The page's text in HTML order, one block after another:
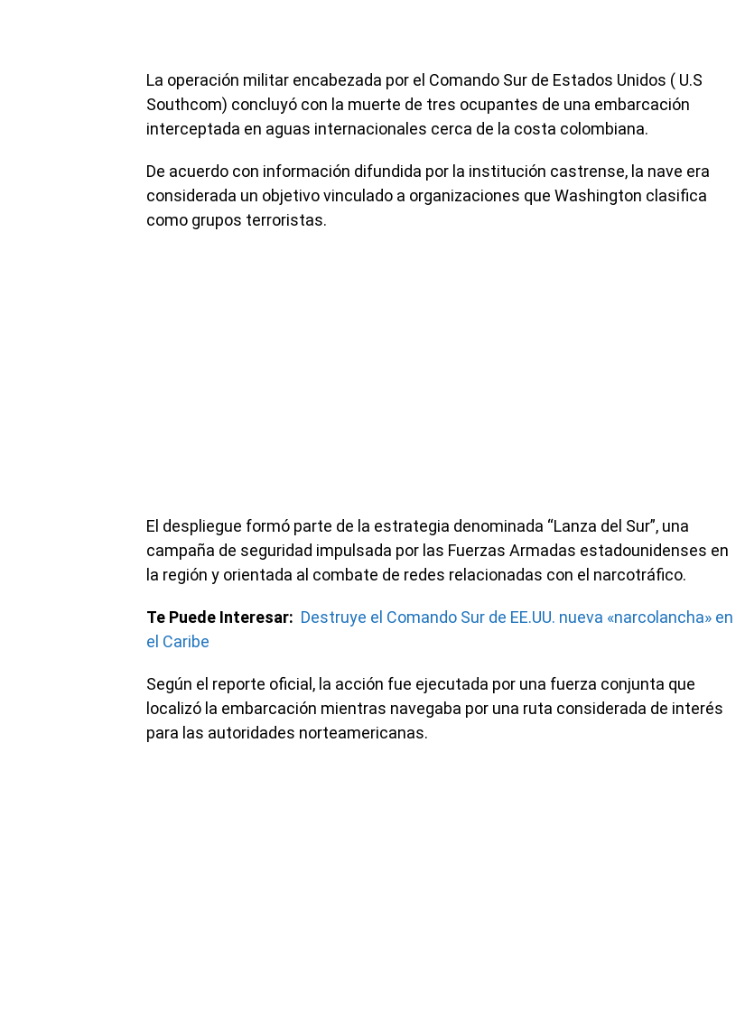
La operación militar encabezada por el Comando Sur de Estados Unidos ( U.S
Southcom) concluyó con la muerte de tres ocupantes de una embarcación
interceptada en aguas internacionales cerca de la costa colombiana.
De acuerdo con información difundida por la institución castrense, la nave era
considerada un objetivo vinculado a organizaciones que Washington clasifica
como grupos terroristas.
El despliegue formó parte de la estrategia denominada “Lanza del Sur”, una
campaña de seguridad impulsada por las Fuerzas Armadas estadounidenses en
la región y orientada al combate de redes relacionadas con el narcotráfico.
Te Puede Interesar: Destruye el Comando Sur de EE.UU. nueva «narcolancha» en
el Caribe
Según el reporte oficial, la acción fue ejecutada por una fuerza conjunta que
localizó la embarcación mientras navegaba por una ruta considerada de interés
para las autoridades norteamericanas.